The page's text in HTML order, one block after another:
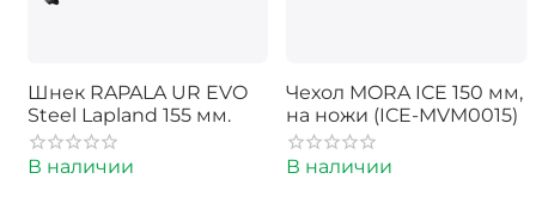
Шнек RAPALA UR EVO
Steel Lapland 155 мм.
В наличии
Чехол MORA ICE 150 мм,
на ножи (ICE-MVM0015)
В наличии